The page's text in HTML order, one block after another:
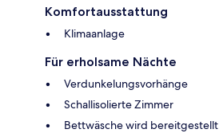
Komfortausstattung
Klimaanlage
Für erholsame Nächte
Verdunkelungsvorhänge
Schallisolierte Zimmer
Bettwäsche wird bereitgestellt